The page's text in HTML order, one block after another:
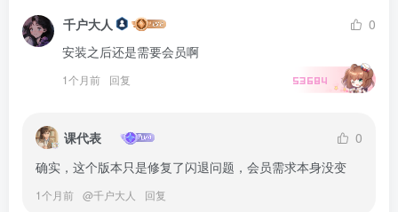
千户大人
0
安装之后还是需要会员啊
1个月前 回复 53684
课代表
0
确实，这个版本只是修复了闪退问题，会员需求本身没变
1个月前 @千户大人 回复